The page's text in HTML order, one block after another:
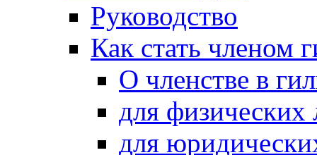
Руководство
Как стать членом
О членстве в
для физических
для